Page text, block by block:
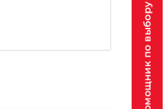
Помощник по выбору